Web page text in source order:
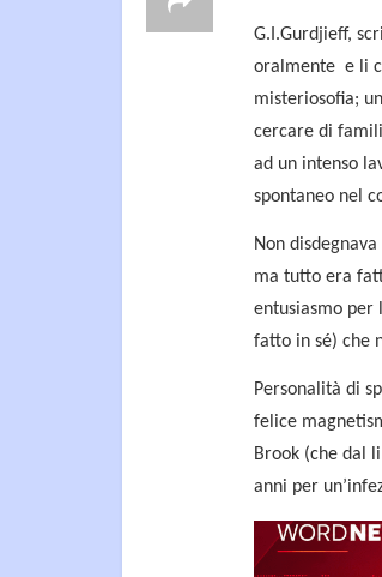
G.I.Gurdjieff,
oralmente e li
misteriosofia;
cercare di
ad un intenso
spontaneo nel
Non
ma tutto era
entusiasmo per
fatto in sé) che
Personalità di
felice
Brook (che dal
anni per